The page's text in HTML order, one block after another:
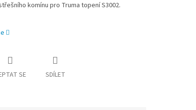
komínu pro Truma topení S3002.
SE SDÍLET